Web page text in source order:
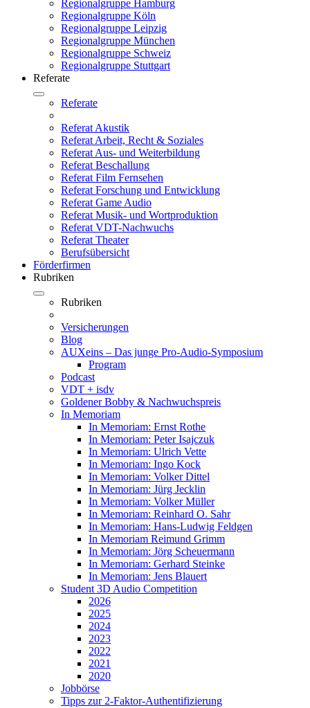
Regionalgruppe Hamburg
Regionalgruppe Köln
Regionalgruppe Leipzig
Regionalgruppe München
Regionalgruppe Schweiz
Regionalgruppe Stuttgart
Referate
Referate
Referat Akustik
Referat Arbeit, Recht & Soziales
Referat Aus- und Weiterbildung
Referat Beschallung
Referat Film Fernsehen
Referat Forschung und Entwicklung
Referat Game Audio
Referat Musik- und Wortproduktion
Referat VDT-Nachwuchs
Referat Theater
Berufsübersicht
Förderfirmen
Rubriken
Rubriken
Versicherungen
Blog
AUXeins – Das junge Pro-Audio-Symposium
Program
Podcast
VDT + isdv
Goldener Bobby & Nachwuchspreis
In Memoriam
In Memoriam: Ernst Rothe
In Memoriam: Peter Isajczuk
In Memoriam: Ulrich Vette
In Memoriam: Ingo Kock
In Memoriam: Volker Dittel
In Memoriam: Jürg Jecklin
In Memoriam: Volker Müller
In Memoriam: Reinhard O. Sahr
In Memoriam: Hans-Ludwig Feldgen
In Memoriam Reimund Grimm
In Memoriam: Jörg Scheuermann
In Memoriam: Gerhard Steinke
In Memoriam: Jens Blauert
Student 3D Audio Competition
2026
2025
2024
2023
2022
2021
2020
Jobbörse
Tipps zur 2-Faktor-Authentifizierung